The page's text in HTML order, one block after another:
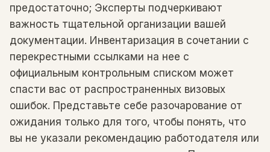
предостаточно; Эксперты подчеркивают
важность тщательной организации вашей
документации. Инвентаризация в сочетании с
перекрестными ссылками на нее с
официальным контрольным списком может
спасти вас от распространенных визовых
ошибок. Представьте себе разочарование от
ожидания только для того, чтобы понять, что
вы не указали рекомендацию работодателя или